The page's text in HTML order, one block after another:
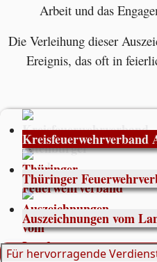
Arbeit und das
Die Verleihung dieser
Ereignis, das oft in
Kreisfeuerwehrverband
Thüringer
Auszeichnungen vom
Für hervorragende